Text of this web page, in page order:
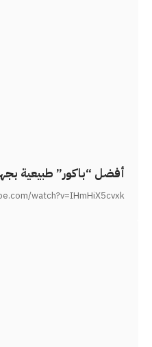
أفضل “باكور” طبيعية
watch?v=IHmHiX5cvxk